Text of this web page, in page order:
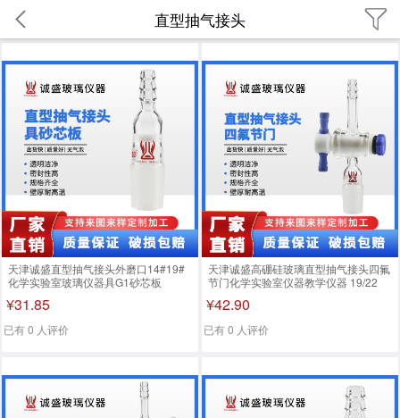
直型抽气接头
天津诚盛直型抽气接头外磨口14#19#
化学实验室玻璃仪器具G1砂芯板
¥31.85
已有 0 人评价
天津诚盛高硼硅玻璃直型抽气接头四氟
节门化学实验室仪器教学仪器 19/22
¥42.90
已有 0 人评价